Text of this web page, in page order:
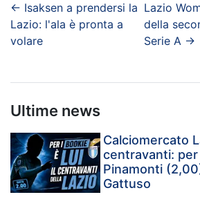
← Isaksen a prendersi la
Lazio: l'ala è pronta a
volare
Lazio
della
Serie A →
Ultime news
Calciomercato
centravanti:
Pinamonti
Gattuso